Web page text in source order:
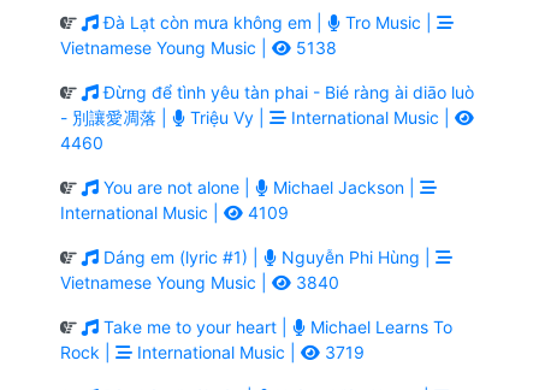
Đà Lạt còn mưa không em |
Tro Music |
Vietnamese Young Music |
5138
Đừng để tình yêu tàn phai - Bié ràng ài diāo luò
- 別讓愛凋落 |
Triệu Vy |
International Music |
4460
You are not alone |
Michael Jackson |
International Music |
4109
Dáng em (lyric #1) |
Nguyễn Phi Hùng |
Vietnamese Young Music |
3840
Take me to your heart |
Michael Learns To
Rock |
International Music | 3719